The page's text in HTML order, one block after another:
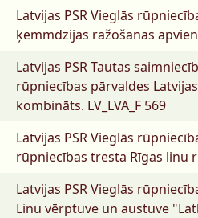
Latvijas PSR Vieglās
ķemmdzijas ražošanas
Latvijas PSR Tautas
rūpniecības pārvaldes
kombināts. LV_LVA_F 569
Latvijas PSR Vieglās
rūpniecības tresta Rīgas linu
Latvijas PSR Vieglās
Linu vērptuve un austuve